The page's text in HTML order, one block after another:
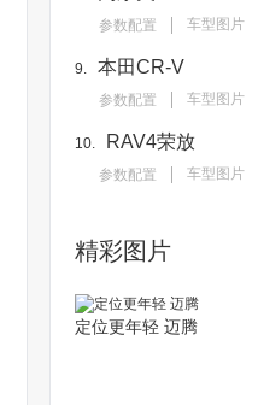
参数配置 车型图片
9. 本田CR-V
参数配置 车型图片
10. RAV4荣放
参数配置 车型图片
精彩图片
定位更年轻 迈腾